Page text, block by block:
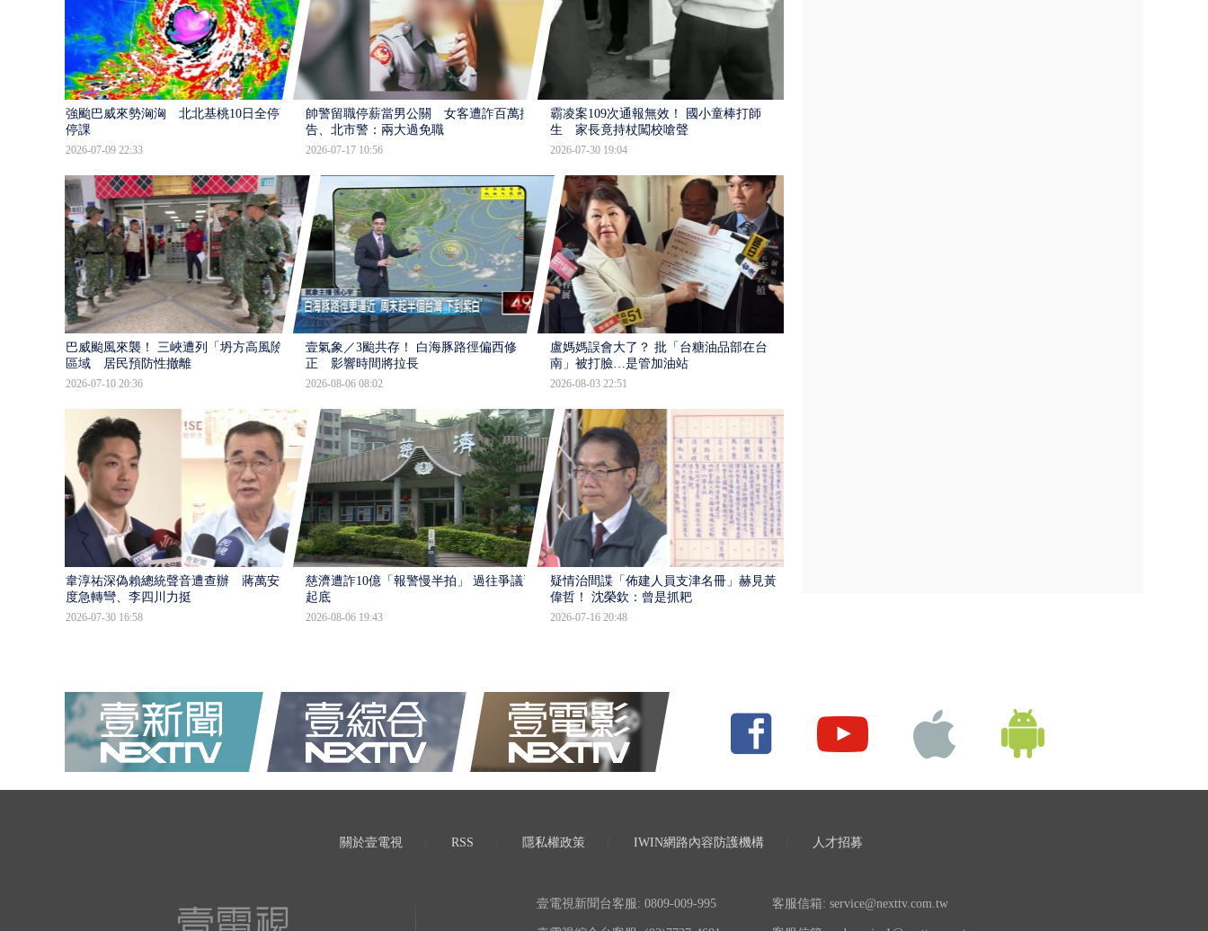
強颱巴威來勢洶洶 北北基桃10日全停班
停課
2026-07-09 22:33
帥警留職停薪當男公關 女客遭詐百萬提
告、北市警：兩大過免職
2026-07-17 10:56
霸凌案109次通報無效！ 國小童棒打師
生 家長竟持杖闖校嗆聲
2026-07-30 19:04
巴威颱風來襲！ 三峽遭列「坍方高風險」
區域 居民預防性撤離
2026-07-10 20:36
壹氣象／3颱共存！ 白海豚路徑偏西修
正 影響時間將拉長
2026-08-06 08:02
盧媽媽誤會大了？ 批「台糖油品部在台
南」被打臉…是管加油站
2026-08-03 22:51
韋淳祐深偽賴總統聲音遭查辦 蔣萬安態
度急轉彎、李四川力挺
2026-07-30 16:58
慈濟遭詐10億「報警慢半拍」 過往爭議遭
起底
2026-08-06 19:43
疑情治間諜「佈建人員支津名冊」赫見黃
偉哲！ 沈榮欽：曾是抓耙
2026-07-16 20:48
關於壹電視 RSS 隱私權政策 IWIN網路內容防護機構 人才招募
壹電視新聞台客服: 0809-009-995 客服信箱: service@nexttv.com.tw